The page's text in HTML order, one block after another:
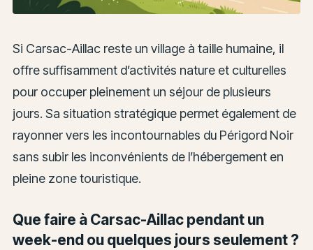
Si Carsac-Aillac reste un village à taille humaine, il
offre suffisamment d’activités nature et culturelles
pour occuper pleinement un séjour de plusieurs
jours. Sa situation stratégique permet également de
rayonner vers les incontournables du Périgord Noir
sans subir les inconvénients de l’hébergement en
pleine zone touristique.
Que faire à Carsac-Aillac pendant un
week-end ou quelques jours seulement ?